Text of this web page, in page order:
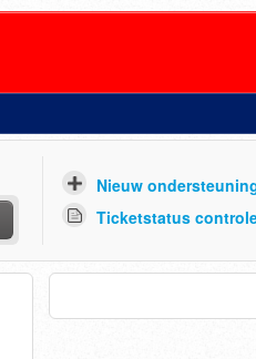
Nieuw
Ticketstatus